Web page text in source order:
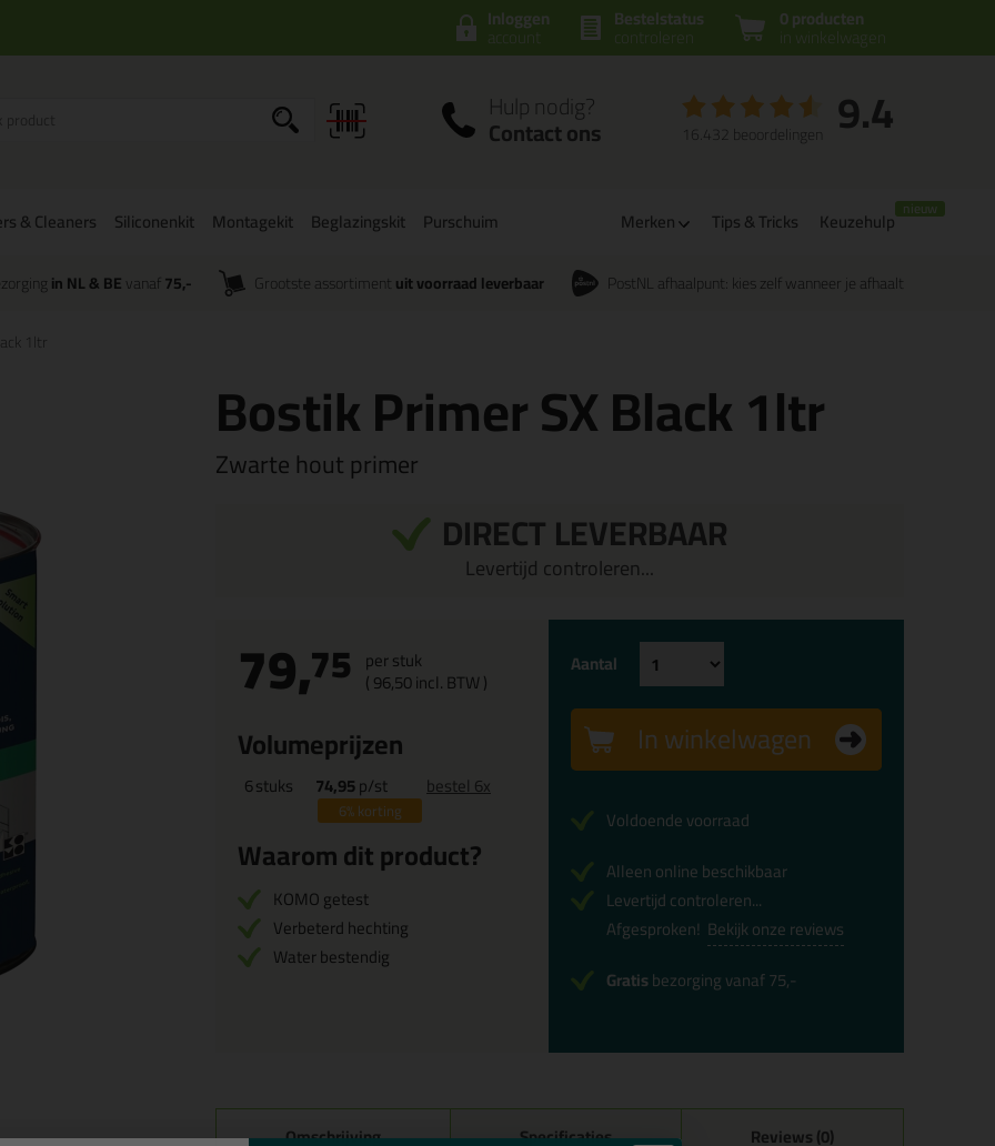
0 producten
in winkelwagen
Bestelstatus
controleren
Inloggen
account
Hulp nodig?
Contact ons 9.4
16.432 beoordelingen
& Cleaners Siliconenkit Montagekit Beglazingskit Purschuim Merken Tips & Tricks Keuzehulp
in NL & BEvanaf 75,- Grootste assortiment uit voorraad leverbaar PostNL afhaalpunt: kies zelf wanneer je afhaalt
1ltr
Bostik Primer SX Black 1ltr
Zwarte hout primer
DIRECT LEVERBAAR
Levertijd controleren...
79,75 per stuk
(96,50incl. BTW )
Volumeprijzen
6stuks 74,95p/st
6%korting
bestel 6x
Waarom dit product?
KOMO getest
Verbeterd hechting
Water bestendig
Aantal
In winkelwagen
Voldoende voorraad
Alleen online beschikbaar
Levertijd controleren...
Afgesproken! Bekijk onze reviews
Gratisbezorging vanaf 75,-
Omschrijving Specificaties Reviews (0)